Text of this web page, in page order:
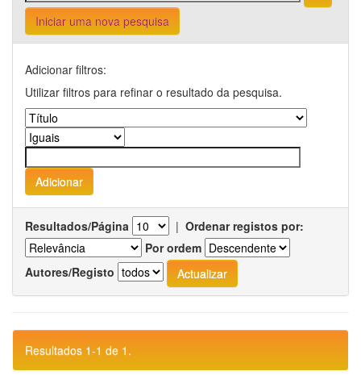
Iniciar uma nova pesquisa
Adicionar filtros:
Utilizar filtros para refinar o resultado da pesquisa.
Resultados/Página | Ordenar registos por:
Por ordem
Autores/Registo
Resultados 1-1 de 1.